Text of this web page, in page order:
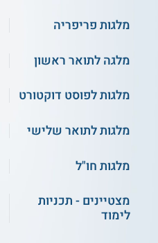
מלגות פריפריה
מלגה לתואר ראשון
מלגות לפוסט דוקטורט
מלגות לתואר שלישי
מלגות חו"ל
מצטיינים - תכניות
לימוד